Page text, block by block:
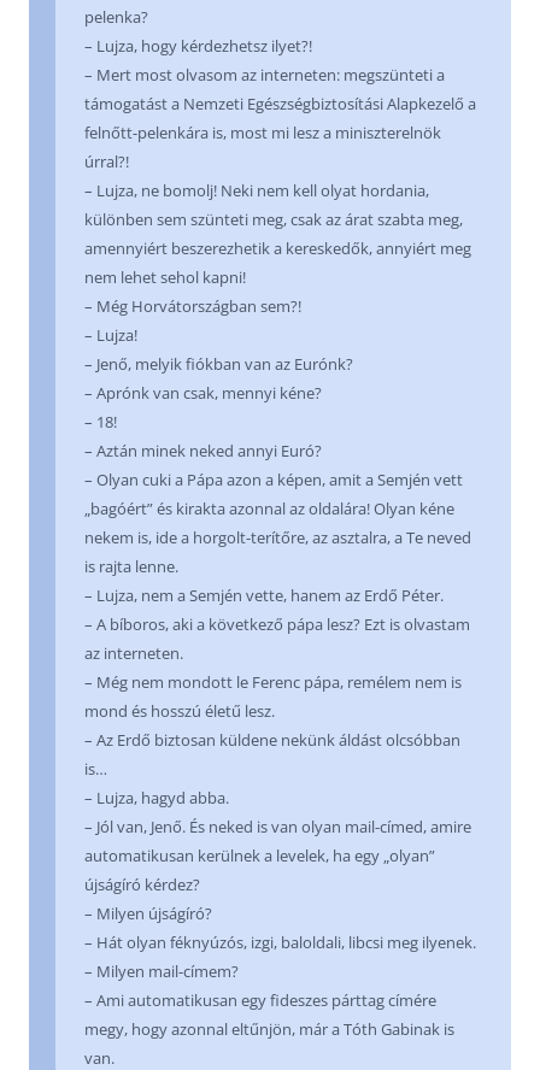
pelenka?
– Lujza, hogy kérdezhetsz ilyet?!
– Mert most olvasom az interneten: megszünteti a
támogatást a Nemzeti Egészségbiztosítási Alapkezelő a
felnőtt-pelenkára is, most mi lesz a miniszterelnök
úrral?!
– Lujza, ne bomolj! Neki nem kell olyat hordania,
különben sem szünteti meg, csak az árat szabta meg,
amennyiért beszerezhetik a kereskedők, annyiért meg
nem lehet sehol kapni!
– Még Horvátországban sem?!
– Lujza!
– Jenő, melyik fiókban van az Eurónk?
– Aprónk van csak, mennyi kéne?
– 18!
– Aztán minek neked annyi Euró?
– Olyan cuki a Pápa azon a képen, amit a Semjén vett
„bagóért” és kirakta azonnal az oldalára! Olyan kéne
nekem is, ide a horgolt-terítőre, az asztalra, a Te neved
is rajta lenne.
– Lujza, nem a Semjén vette, hanem az Erdő Péter.
– A bíboros, aki a következő pápa lesz? Ezt is olvastam
az interneten.
– Még nem mondott le Ferenc pápa, remélem nem is
mond és hosszú életű lesz.
– Az Erdő biztosan küldene nekünk áldást olcsóbban
is…
– Lujza, hagyd abba.
– Jól van, Jenő. És neked is van olyan mail-címed, amire
automatikusan kerülnek a levelek, ha egy „olyan”
újságíró kérdez?
– Milyen újságíró?
– Hát olyan féknyúzós, izgi, baloldali, libcsi meg ilyenek.
– Milyen mail-címem?
– Ami automatikusan egy fideszes párttag címére
megy, hogy azonnal eltűnjön, már a Tóth Gabinak is
van.